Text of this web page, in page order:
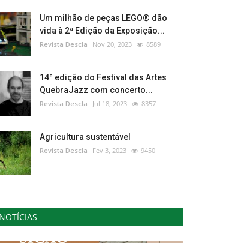
Um milhão de peças LEGO® dão
vida à 2ª Edição da Exposição...
Revista Descla Nov 20, 2023 8589
14ª edição do Festival das Artes
QuebraJazz com concerto...
Revista Descla Jul 18, 2023 8357
Agricultura sustentável
Revista Descla Fev 3, 2023 9450